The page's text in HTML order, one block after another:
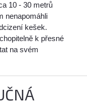
10 - 30 metrů
nenapomáhli
kešek.
k přesné
na svém